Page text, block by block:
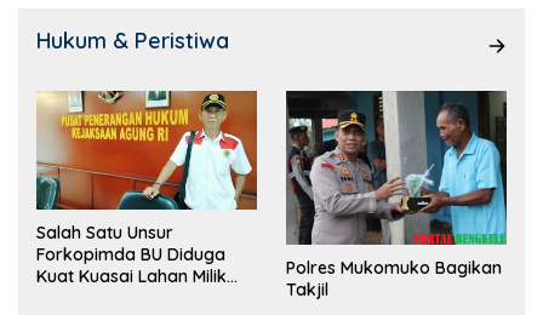
Hukum & Peristiwa
Salah Satu Unsur
Forkopimda BU Diduga
Kuat Kuasai Lahan Milik
Polres Mukomuko Bagikan
Takjil